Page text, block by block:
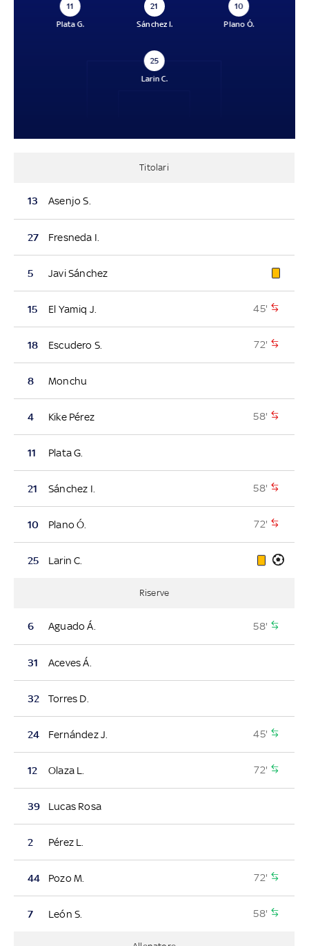
11
Plata G.
21
Sánchez I.
10
Plano Ó.
25
Larin C.
Titolari
13 Asenjo S.
27 Fresneda I.
5 Javi Sánchez
15 El Yamiq J. 45'
18 Escudero S. 72'
8 Monchu
4 Kike Pérez 58'
11 Plata G.
21 Sánchez I. 58'
10 Plano Ó. 72'
25 Larin C.
Riserve
6 Aguado Á. 58'
31 Aceves Á.
32 Torres D.
24 Fernández J. 45'
12 Olaza L. 72'
39 Lucas Rosa
2 Pérez L.
44 Pozo M. 72'
7 León S. 58'